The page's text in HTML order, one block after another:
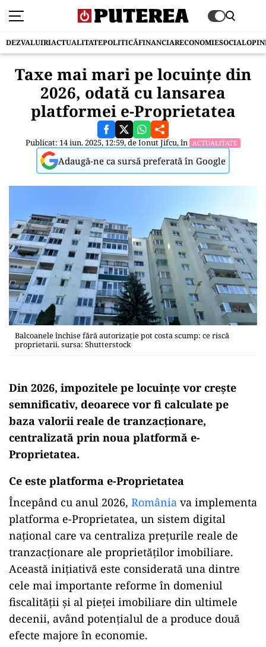
DEZVALUIRIACTUALITATEPOLITICĂFINANCIARECONOMIESOCIAL
Taxe mai mari pe locuințe din
2026, odată cu lansarea
platformei e-Proprietatea
Publicat: 14 iun. 2025, 12:59, deIonut Jifcu, în ACTUALITATE
Adaugă-ne ca sursă preferată în Google
Balcoanele închise fără autorizație pot costa scump: ce riscă
proprietarii. sursa: Shutterstock
Din 2026, impozitele pe locuințe vor crește
semnificativ, deoarece vor fi calculate pe
baza valorii reale de tranzacționare,
centralizată prin noua platformă e-
Proprietatea.
Ce este platforma e-Proprietatea
Începând cu anul 2026, România va implementa
platforma e-Proprietatea, un sistem digital
național care va centraliza prețurile reale de
tranzacționare ale proprietăților imobiliare.
Această inițiativă este considerată una dintre
cele mai importante reforme în domeniul
fiscalității și al pieței imobiliare din ultimele
decenii, având potențialul de a produce două
efecte majore în economie.